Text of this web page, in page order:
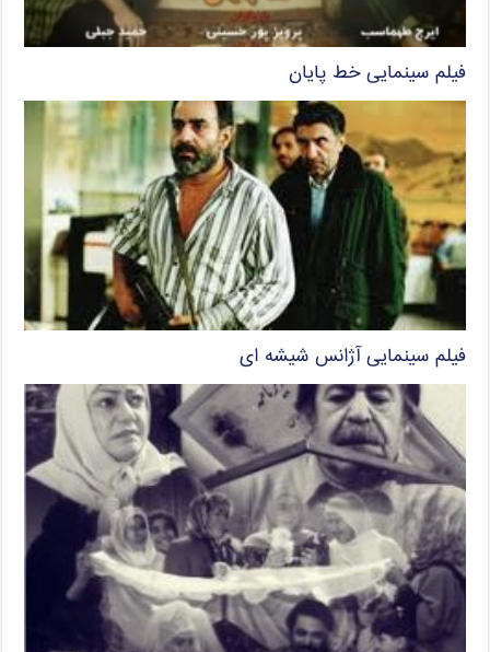
فیلم سینمایی خط پایان
فیلم سینمایی آژانس شیشه ای